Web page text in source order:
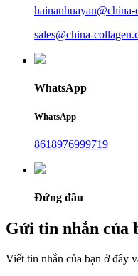
sales@china-
WhatsApp
WhatsApp
8618976999719
Đứng đầu
Gửi tin nhắn của
Viết tin nhắn của bạn ở đây